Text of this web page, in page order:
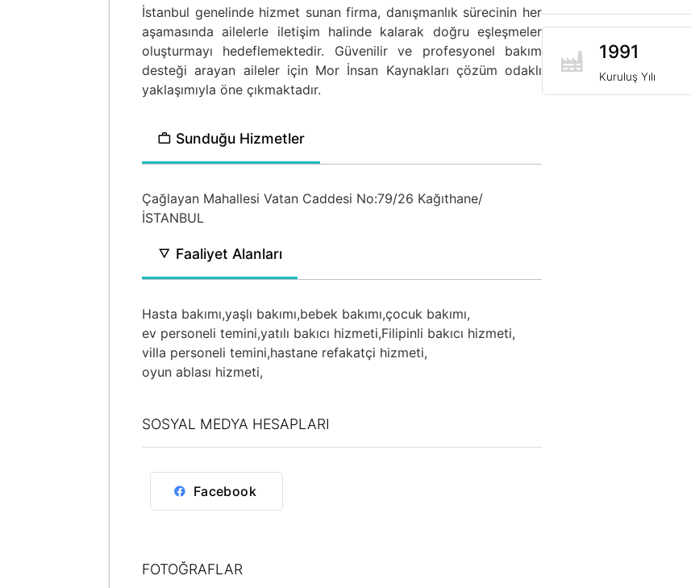
İstanbul genelinde hizmet sunan firma, danışmanlık sürecinin her
aşamasında ailelerle iletişim halinde kalarak doğru eşleşmeler
oluşturmayı hedeflemektedir. Güvenilir ve profesyonel bakım
desteği arayan aileler için Mor İnsan Kaynakları çözüm odaklı
yaklaşımıyla öne çıkmaktadır.
Sunduğu Hizmetler
Çağlayan Mahallesi Vatan Caddesi No:79/26 Kağıthane/
İSTANBUL
Faaliyet Alanları
Hasta bakımı,yaşlı bakımı,bebek bakımı,çocuk bakımı,
ev personeli temini,yatılı bakıcı hizmeti,Filipinli bakıcı hizmeti,
villa personeli temini,hastane refakatçi hizmeti,
oyun ablası hizmeti,
SOSYAL MEDYA HESAPLARI
Facebook
1991
Kuruluş Yılı
FOTOĞRAFLAR